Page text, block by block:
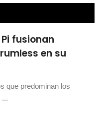
fusionan
en su
que predominan los
...